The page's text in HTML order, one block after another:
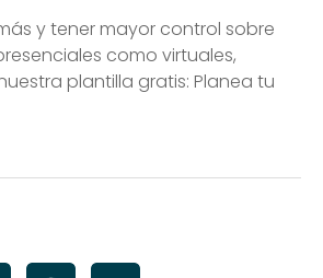
y tener mayor control sobre
como virtuales,
plantilla gratis: Planea tu